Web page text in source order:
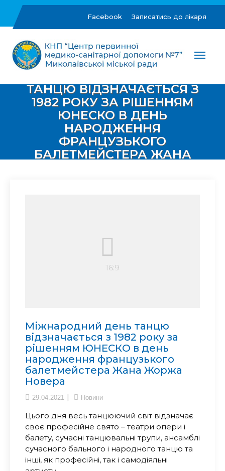
content
Facebook Записатись до лікаря
ЦПМСД №7 м.Миколаїв
первинної медико-санітарної допомоги №7"
Миколаївської міської ради
ТАНЦЮ ВІДЗНАЧАЄТЬСЯ З
1982 РОКУ ЗА РІШЕННЯМ
ЮНЕСКО В ДЕНЬ
НАРОДЖЕННЯ
ФРАНЦУЗЬКОГО
БАЛЕТМЕЙСТЕРА ЖАНА
Міжнародний день танцю
відзначається з 1982 року за
рішенням ЮНЕСКО в день
народження французького
балетмейстера Жана Жоржа
Новера
29.04.2021 Новини
Цього дня весь танцюючий світ відзначає
своє професійне свято – театри опери і
балету, сучасні танцювальні трупи, ансамблі
сучасного бального і народного танцю та
інші, як професійні, так і самодіяльні